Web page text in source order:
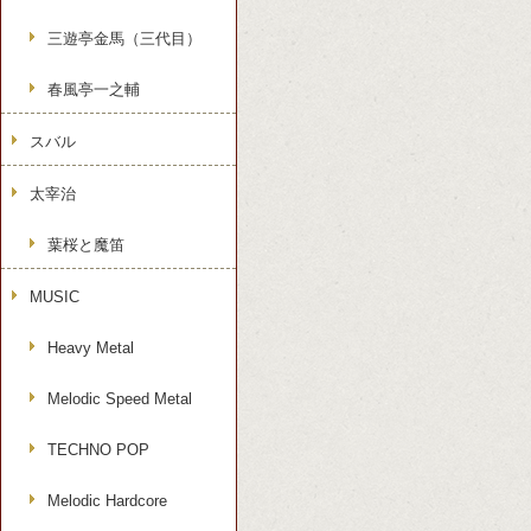
三遊亭金馬（三代目）
春風亭一之輔
スバル
太宰治
葉桜と魔笛
MUSIC
Heavy Metal
Melodic Speed Metal
TECHNO POP
Melodic Hardcore